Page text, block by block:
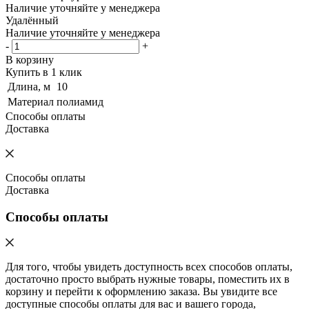
Наличие уточняйте у менеджера
Удалённый
Наличие уточняйте у менеджера
-
+
В корзину
Купить в 1 клик
Длина, м 10
Материал полиамид
Способы оплаты
Доставка
Способы оплаты
Доставка
Способы оплаты
Для того, чтобы увидеть доступность всех способов оплаты,
достаточно просто выбрать нужные товары, поместить их в
корзину и перейти к оформлению заказа. Вы увидите все
доступные способы оплаты для вас и вашего города,